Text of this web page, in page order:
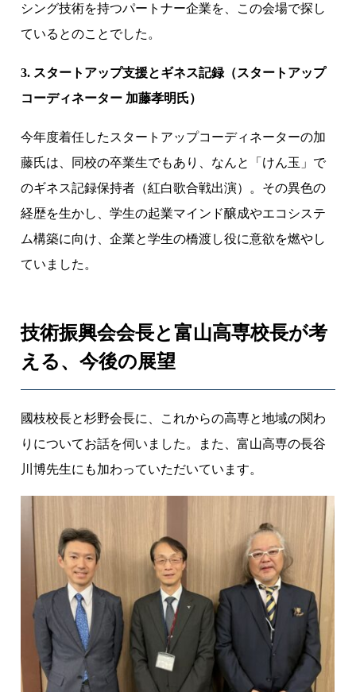
シング技術を持つパートナー企業を、この会場で探し
ているとのことでした。
3. スタートアップ支援とギネス記録（スタートアップ
コーディネーター 加藤孝明氏）
今年度着任したスタートアップコーディネーターの加
藤氏は、同校の卒業生でもあり、なんと「けん玉」で
のギネス記録保持者（紅白歌合戦出演）。その異色の
経歴を生かし、学生の起業マインド醸成やエコシステ
ム構築に向け、企業と学生の橋渡し役に意欲を燃やし
ていました。
技術振興会会長と富山高専校長が考
える、今後の展望
國枝校長と杉野会長に、これからの高専と地域の関わ
りについてお話を伺いました。また、富山高専の長谷
川博先生にも加わっていただいています。